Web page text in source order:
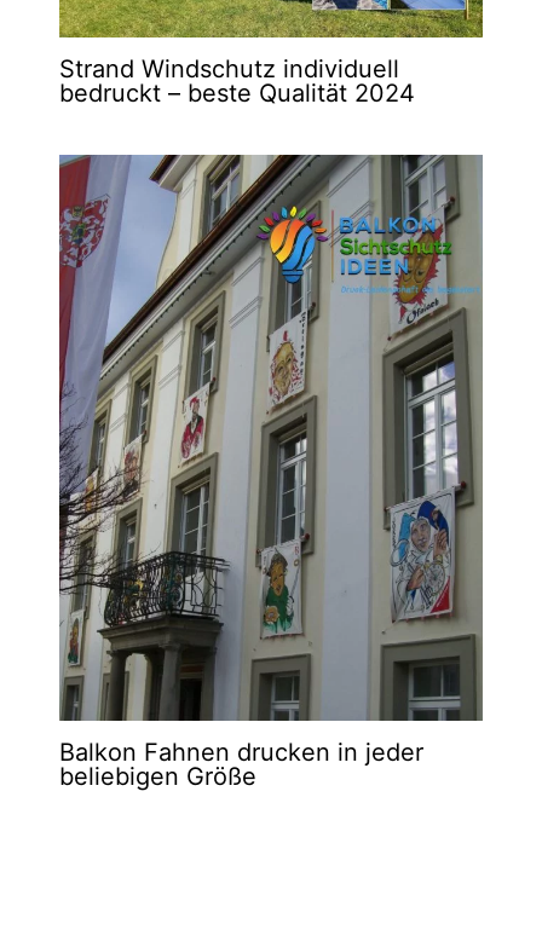
Strand Windschutz individuell
bedruckt – beste Qualität 2024
Balkon Fahnen drucken in jeder
beliebigen Größe